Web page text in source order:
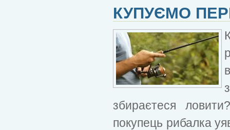
КУПУЄМО
збираєтеся
покупець рибалка